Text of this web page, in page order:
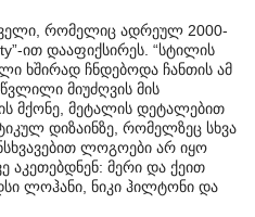
რომელიც ადრეულ 2000-
ით დააფიქსირეს. “სტილის
ხშირად ჩნდებოდა ჩანთის ამ
მიუძღვის მის
მქონე, მეტალის დეტალებით
დიზაინზე, რომელზეც სხვა
ლოგოები არ იყო
აკეთებდნენ: მერი და ქეით
ლოჰანი, ნიკი ჰილტონი და